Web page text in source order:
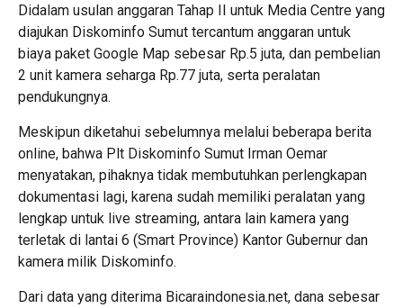
Didalam usulan anggaran Tahap II untuk Media Centre yang
diajukan Diskominfo Sumut tercantum anggaran untuk
biaya paket Google Map sebesar Rp.5 juta, dan pembelian
2 unit kamera seharga Rp.77 juta, serta peralatan
pendukungnya.
Meskipun diketahui sebelumnya melalui beberapa berita
online, bahwa Plt Diskominfo Sumut Irman Oemar
menyatakan, pihaknya tidak membutuhkan perlengkapan
dokumentasi lagi, karena sudah memiliki peralatan yang
lengkap untuk live streaming, antara lain kamera yang
terletak di lantai 6 (Smart Province) Kantor Gubernur dan
kamera milik Diskominfo.
Dari data yang diterima Bicaraindonesia.net, dana sebesar